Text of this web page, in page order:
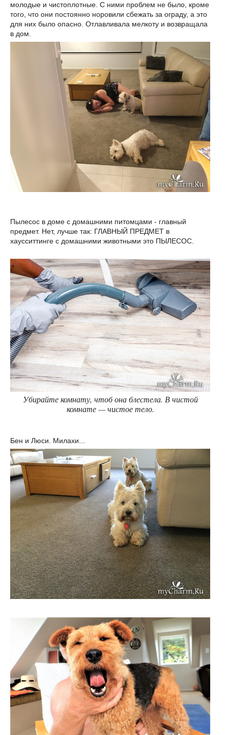
молодые и чистоплотные. С ними проблем не было, кроме
того, что они постоянно норовили сбежать за ограду, а это
для них было опасно. Отлавливала мелкоту и возвращала
в дом.
Пылесос в доме с домашними питомцами - главный
предмет. Нет, лучше так: ГЛАВНЫЙ ПРЕДМЕТ в
хаусситтинге с домашними животными это ПЫЛЕСОС.
Убирайте комнату, чтоб она блестела. В чистой
комнате — чистое тело.
Бен и Люси. Милахи...